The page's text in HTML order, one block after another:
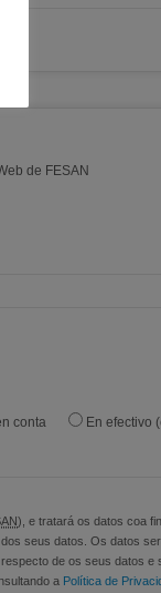
de FESAN
conta En efectivo
), e tratará os datos coa
seus datos. Os datos
de os seus datos e
a Política de